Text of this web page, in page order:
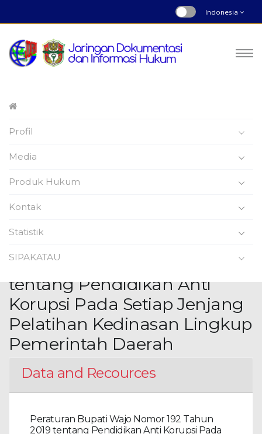
Indonesia
Profil
Media
Produk Hukum
Kontak
Statistik
SIPAKATAU
Nomor : 192 | Tahun 2019
Nomor 192 Tahun 2019
tentang Pendidikan Anti
Korupsi Pada Setiap Jenjang
Pelatihan Kedinasan Lingkup
Pemerintah Daerah
Data and Recources
Peraturan Bupati Wajo Nomor 192 Tahun
2019 tentang Pendidikan Anti Korupsi Pada